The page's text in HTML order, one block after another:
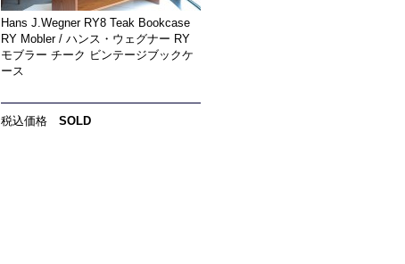
Hans J.Wegner RY8 Teak Bookcase
RY Mobler / ハンス・ウェグナー RY
モブラー チーク ビンテージブックケ
ース
税込価格 SOLD